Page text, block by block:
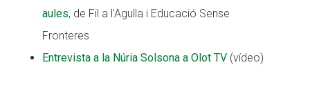
aules, de Fil a l’Agulla i Educació Sense
Fronteres
Entrevista a la Núria Solsona a Olot TV(vídeo)